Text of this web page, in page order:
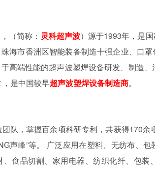
（简称： 灵科超声波）源于1993年，是国
海市香洲区智能装备制造十强企业、口
高端性能的超声波塑焊设备研发、制造
，是中国较早超声波塑焊设备制造商。
队，掌握百余项科研专利，共获得170余
声峰”等。 广泛应用在塑料、无纺布、
食品切割、家用电器、纺织化纤、包